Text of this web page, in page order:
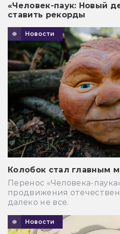
«Человек-паук: Новый
ставить рекорды
Новости
Колобок стал главным
Перенос «Человека-
продвижения
далеко не все.
Новости